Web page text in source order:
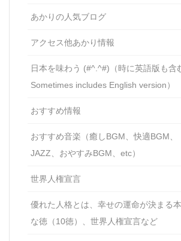
あかりの人気ブログ
アクセス他あかり情報
日本を味わう (#^.^#)（時に英語版も含
Sometimes includes English version）
おすすめ情報
おすすめ音楽（癒しBGM、快適BGM、
JAZZ、おやすみBGM、etc）
世界人権宣言
優れた人格とは、幸せの運命が決まる
な徳（10徳）、世界人権宣言など